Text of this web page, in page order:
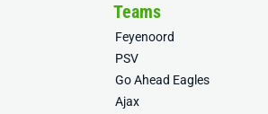
Teams
Feyenoord
PSV
Go Ahead Eagles
Ajax